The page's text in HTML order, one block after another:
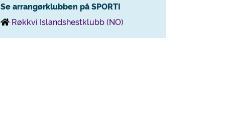
Se arrangørklubben på SPORTI
Røkkvi Islandshestklubb (NO)